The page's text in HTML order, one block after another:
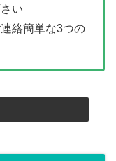
い
絡簡単な3つの